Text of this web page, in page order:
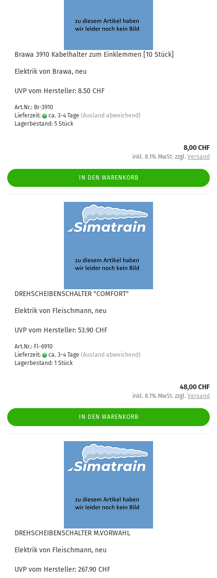
Brawa 3910 Kabelhalter zum Einklemmen [10 Stück]
Elektrik von Brawa, neu
UVP vom Hersteller: 8.50 CHF
Art.Nr.: Br-3910
Lieferzeit:
ca. 3-4 Tage (Ausland abweichend)
Lagerbestand: 5 Stück
8,00 CHF
inkl. 8.1% MwSt. zzgl. Versand
IN DEN WARENKORB
DREHSCHEIBENSCHALTER "COMFORT"
Elektrik von Fleischmann, neu
UVP vom Hersteller: 53.90 CHF
Art.Nr.: Fl-6910
Lieferzeit:
ca. 3-4 Tage (Ausland abweichend)
Lagerbestand: 1 Stück
48,00 CHF
inkl. 8.1% MwSt. zzgl. Versand
IN DEN WARENKORB
DREHSCHEIBENSCHALTER M.VORWAHL
Elektrik von Fleischmann, neu
UVP vom Hersteller: 267.90 CHF